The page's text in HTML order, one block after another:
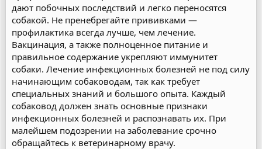
дают побочных последствий и легко переносятся
собакой. Не пренебрегайте прививками —
профилактика всегда лучше, чем лечение.
Вакцинация, а также полноценное питание и
правильное содержание укрепляют иммунитет
собаки. Лечение инфекционных болезней не под силу
начинающим собаководам, так как требует
специальных знаний и большого опыта. Каждый
собаковод должен знать основные признаки
инфекционных болезней и распознавать их. При
малейшем подозрении на заболевание срочно
обращайтесь к ветеринарному врачу.